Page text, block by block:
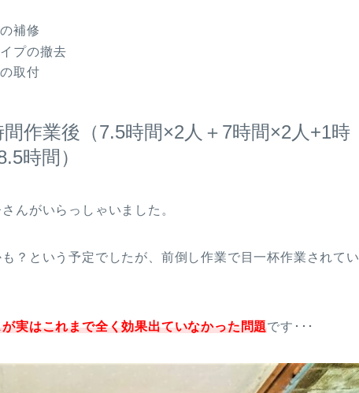
補修
プの撤去
取付
作業後（7.5時間×2人＋7時間×2人+1時
時間）
んがいらっしゃいました。
？という予定でしたが、前倒し作業で目一杯作業されてい
実はこれまで全く効果出ていなかった問題です･･･